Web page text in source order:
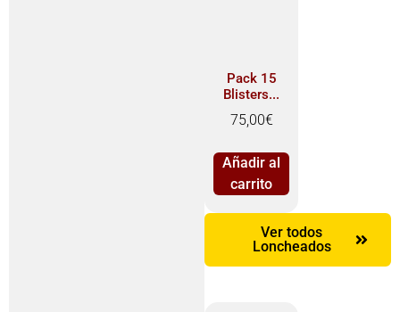
Pack 15
Blisters...
75,00€
Añadir al
carrito
Ver todos
Loncheados